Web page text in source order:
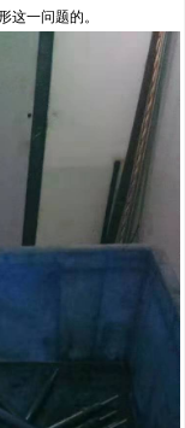
这一问题的。